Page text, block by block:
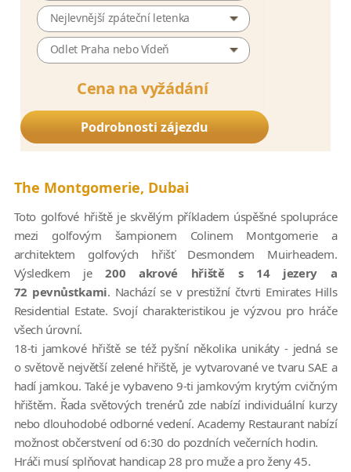
Nejlevnější zpáteční letenka
Odlet Praha nebo Vídeň
Cena na vyžádání
Podrobnosti zájezdu
The Montgomerie, Dubai
Toto golfové hřiště je skvělým příkladem úspěšné spolupráce
mezi golfovým šampionem Colinem Montgomerie a
architektem golfových hřišť Desmondem Muirheadem.
Výsledkem je200 akrové hřiště s 14 jezery a
72 pevnůstkami. Nachází se v prestižní čtvrti Emirates Hills
Residential Estate. Svojí charakteristikou je výzvou pro hráče
všech úrovní.
18-ti jamkové hřiště se též pyšní několika unikáty - jedná se
o světově největší zelené hřiště, je vytvarované ve tvaru SAE a
hadí jamkou. Také je vybaveno 9-ti jamkovým krytým cvičným
hřištěm. Řada světových trenérů zde nabízí individuální kurzy
nebo dlouhodobé odborné vedení. Academy Restaurant nabízí
možnost občerstvení od 6:30 do pozdních večerních hodin.
Hráči musí splňovat handicap 28 pro muže a pro ženy 45.